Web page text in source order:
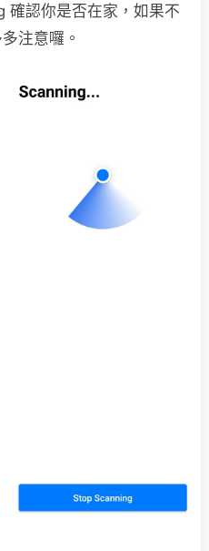
確認你是否在家，如果不
注意囉。